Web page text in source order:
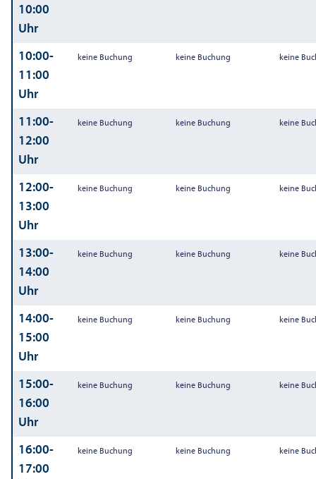
10:00
Uhr
10:00-
11:00
Uhr
keine Buchung keine Buchung keine
11:00-
12:00
Uhr
keine Buchung keine Buchung keine
12:00-
13:00
Uhr
keine Buchung keine Buchung keine
13:00-
14:00
Uhr
keine Buchung keine Buchung keine
14:00-
15:00
Uhr
keine Buchung keine Buchung keine
15:00-
16:00
Uhr
keine Buchung keine Buchung keine
16:00-
17:00
keine Buchung keine Buchung keine